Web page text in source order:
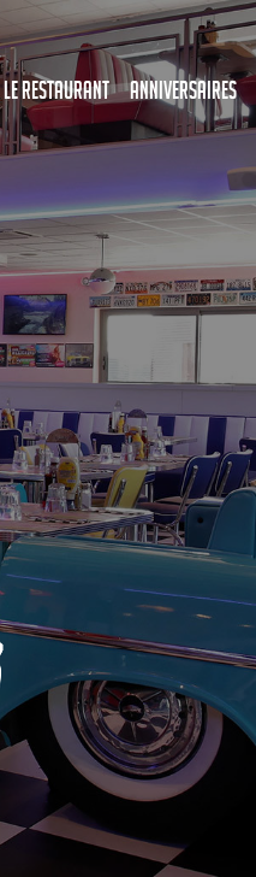
Le restaurant Anniversaires